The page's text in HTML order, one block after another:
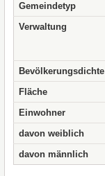
Gemeindetyp
Verwaltung
Bevölkerungsdichte
Fläche
Einwohner
davon weiblich
davon männlich